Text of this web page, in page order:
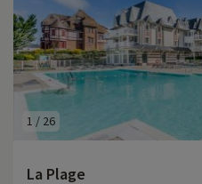
1 / 26
La Plage